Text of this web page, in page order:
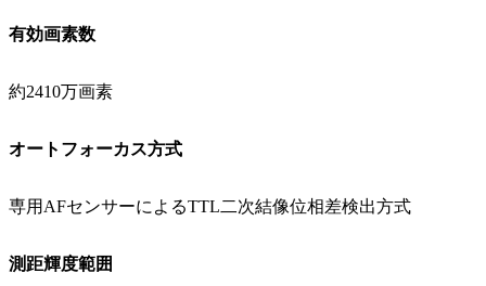
有効画素数
約2410万画素
オートフォーカス方式
専用AFセンサーによるTTL二次結像位相差検出方式
測距輝度範囲